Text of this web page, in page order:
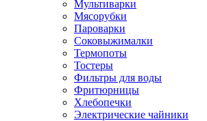
Мультиварки
Мясорубки
Пароварки
Соковыжималки
Термопоты
Тостеры
Фильтры для воды
Фритюрницы
Хлебопечки
Электрические чайники